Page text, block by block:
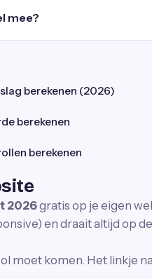
mee?
berekenen (2026)
berekenen
berekenen
2026gratis op je eigen
en draait altijd op de
moet komen. Het linkje